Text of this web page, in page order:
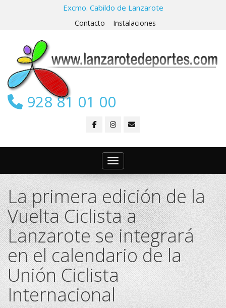
Excmo. Cabildo de Lanzarote
Contacto Instalaciones
928 81 01 00
Toggle navigation
La primera edición de la
Vuelta Ciclista a
Lanzarote se integrará
en el calendario de la
Unión Ciclista
Internacional